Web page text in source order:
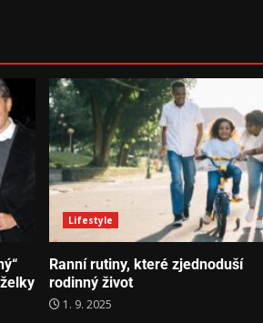
Lifestyle
Ranní rutiny, které zjednoduší
rodinný život
1. 9. 2025